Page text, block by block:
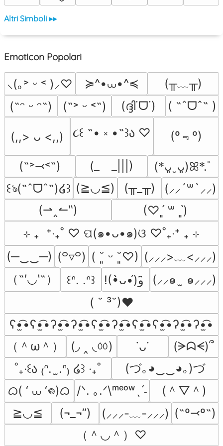
Altri Simboli ▸▸
Emoticon Popolari
⸜(｡˃ ᵕ ˂ )⸝♡ ≽^•⩊•^≼
(╥﹏╥)
(˶ᵔ ᵕ ᵔ˶)
(˶˃ ᵕ ˂˶) (ദ്ദി˙ᗜ˙) ( ˶ˆᗜˆ˵ )
(,,> ᴗ <,,) ૮꒰ ˶• ༝ •˶꒱ა ♡ (º﹃º)
(˶˃⤙˂˶) (_　_|||)
(*ᴗ͈ˬᴗ͈)ꕤ*.ﾟ
꒰ঌ(˶ˆᗜˆ˵)໒꒱ (≧◡≦) (╥_╥)
(⸝⸝´꒳`⸝⸝)
(⇀‸↼‶)
(♡ˊ͈ ꒳ ˋ͈)
⊹ ₊  ⁺‧₊˚ ♡ ପ(๑•ᴗ•๑)ଓ ♡˚₊‧⁺ ₊ ⊹
(─‿‿─) (꒪▿꒪) ( ˘͈ ᵕ ˘͈♡) (⸝⸝⸝>﹏<⸝⸝⸝)
（˶′◡‵˶）
꒰ᐢ. .ᐢ꒱
(⸝⸝๑  ̫ ๑⸝⸝⸝)
( ˘ ³˘)♥
ʕ•̫͡•ʕ•̫͡•ʔ•̫͡•ʔ•̫͡•ʕ•̫͡•ʔ•̫͡•ʕ•̫͡•ʕ•̫͡•ʔ•̫͡•ʔ•̫͡•
（＾ω＾）
(◞ ‸ ◟ㆀ) ˙ᴗ˙
(ᗒᗣᗕ)՞
˚₊‧꒰ა ₍ᐢ.  ̫.ᐢ₎ ໒꒱ ‧₊˚
(づ｡◕‿‿◕｡)づ
ᜊ( ‘ ⩊ ‘𖦹)ᜊ /ᐠ. ｡.ᐟ\ᵐᵉᵒʷˎˊ˗
(＾▽＾)
≧◡≦
(¬_¬”) (⸝⸝⸝-﹏-⸝⸝⸝) (˶º⤙º˶)
（＾◡＾）♡